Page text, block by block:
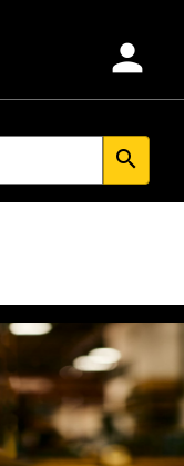
person
search